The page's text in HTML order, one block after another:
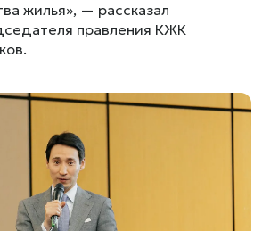
жилья», — рассказал
правления КЖК